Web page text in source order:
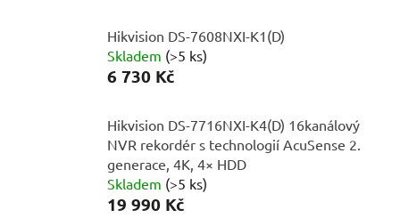
Hikvision DS-7608NXI-K1(D)
Skladem (>5 ks)
6 730 Kč
Hikvision DS-7716NXI-K4(D) 16kanálový
NVR rekordér s technologií AcuSense 2.
generace, 4K, 4× HDD
Skladem (>5 ks)
19 990 Kč